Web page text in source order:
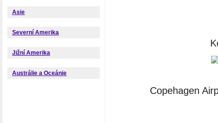
Asie
Severní Amerika
Jižní Amerika
Austrálie a Oceánie
Copehagen